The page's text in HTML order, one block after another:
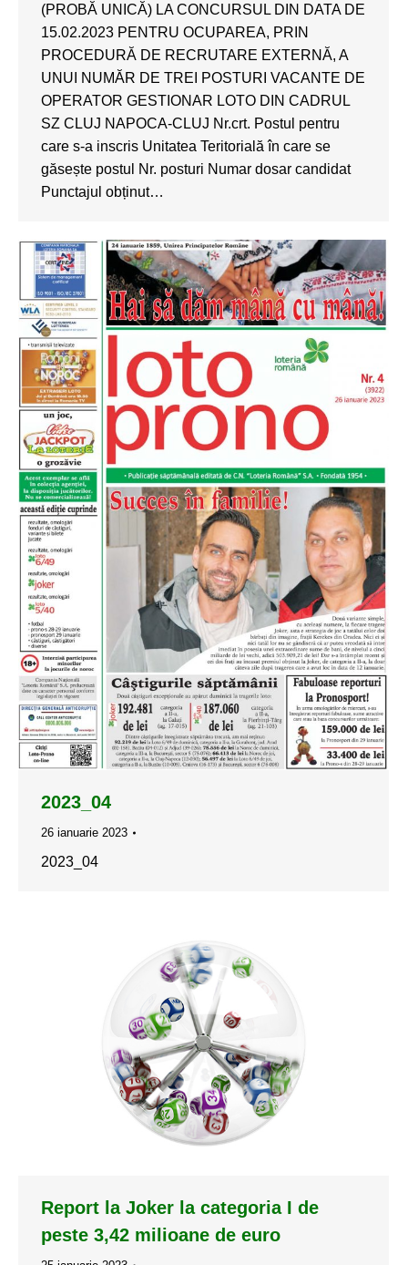
(PROBĂ UNICĂ) LA CONCURSUL DIN DATA DE
15.02.2023 PENTRU OCUPAREA, PRIN
PROCEDURĂ DE RECRUTARE EXTERNĂ, A
UNUI NUMĂR DE TREI POSTURI VACANTE DE
OPERATOR GESTIONAR LOTO DIN CADRUL
SZ CLUJ NAPOCA-CLUJ Nr.crt. Postul pentru
care s-a inscris Unitatea Teritorială în care se
găsește postul Nr. posturi Numar dosar candidat
Punctajul obținut…
2023_04
26 ianuarie 2023
2023_04
Report la Joker la categoria I de
peste 3,42 milioane de euro